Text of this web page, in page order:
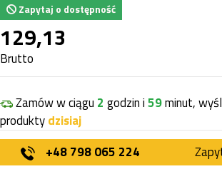
Zapytaj o dostępność
129,13
Brutto
Zamów w ciągu 2 godzin i59minut,
produktydzisiaj
+48 798 065 224